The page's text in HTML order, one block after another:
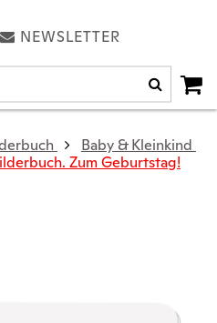
NEWSLETTER
Baby & Kleinkind
Zum Geburtstag!